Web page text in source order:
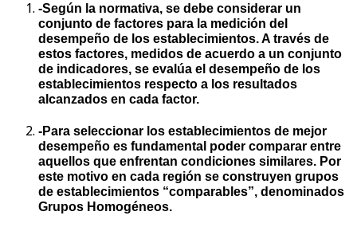
-Según la normativa, se debe considerar un
conjunto de factores para la medición del
desempeño de los establecimientos. A través de
estos factores, medidos de acuerdo a un conjunto
de indicadores, se evalúa el desempeño de los
establecimientos respecto a los resultados
alcanzados en cada factor.
-Para seleccionar los establecimientos de mejor
desempeño es fundamental poder comparar entre
aquellos que enfrentan condiciones similares. Por
este motivo en cada región se construyen grupos
de establecimientos “comparables”, denominados
Grupos Homogéneos.